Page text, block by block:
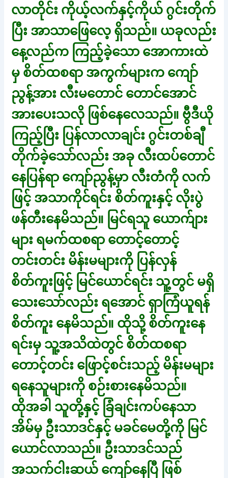
လာတိုင်း ကိုယ့်လက်နှင့်ကိုယ် ဂွင်းတိုက်
ပြီး အာသာဖြေလေ့ ရှိသည်။ ယခုလည်း
နေ့လည်က ကြည့်ခဲ့သော အောကားထဲ
မှ စိတ်ထစရာ အကွက်များက ကျော်
ညွန့်အား လီးမတောင် တောင်အောင်
အားပေးသလို ဖြစ်နေလေသည်။ ဗွီဒီယို
ကြည့်ပြီး ပြန်လာလာချင်း ဂွင်းတစ်ချီ
တိုက်ခဲ့သော်လည်း အခု လီးထပ်တောင်
နေပြန်ရာ ကျော်ညွန့်မှာ လီးတံကို လက်
ဖြင့် အသာကိုင်ရင်း စိတ်ကူးနှင့် လိုးပွဲ
ဖန်တီးနေမိသည်။ မြင်ရသူ ယောက်ျား
များ ရမက်ထစရာ တောင့်တောင့်
တင်းတင်း မိန်းမများကို ပြန်လှန်
စိတ်ကူးဖြင့် မြင်ယောင်ရင်း သူ့တွင် မရှိ
သေးသော်လည်း ရအောင် ရှာကြံယူရန်
စိတ်ကူး နေမိသည်။ ထိုသို့ စိတ်ကူးနေ
ရင်းမှ သူ့အသိထဲတွင် စိတ်ထစရာ
တောင့်တင်း ဖြောင့်စင်းသည့် မိန်းမများ
ရနေသူများကို စဉ်းစားနေမိသည်။
ထိုအခါ သူတို့နှင့် ခြံချင်းကပ်နေသာ
အိမ်မှ ဦးသာဒင်နှင့် မခင်မေတို့ကို မြင်
ယောင်လာသည်။ ဦးသာဒင်သည်
အသက်ငါးဆယ် ကျော်နေပြီ ဖြစ်